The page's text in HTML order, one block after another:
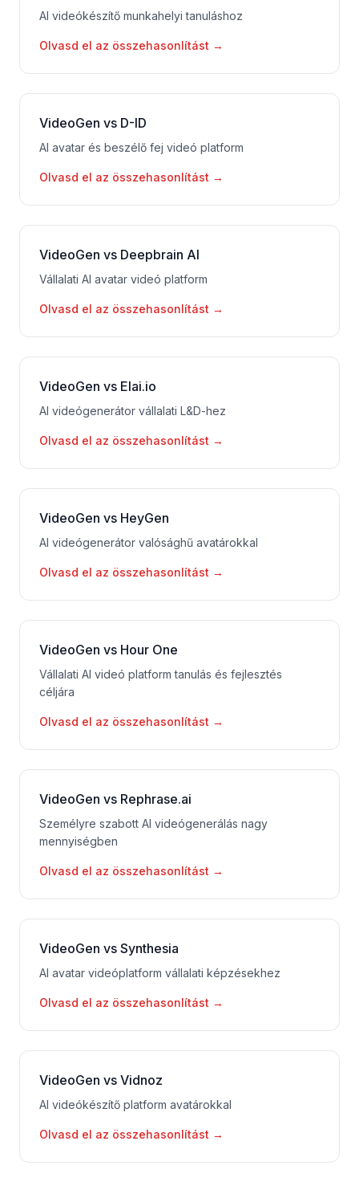
AI videókészítő munkahelyi tanuláshoz
Olvasd el az összehasonlítást →
VideoGen vs D-ID
AI avatar és beszélő fej videó platform
Olvasd el az összehasonlítást →
VideoGen vs Deepbrain AI
Vállalati AI avatar videó platform
Olvasd el az összehasonlítást →
VideoGen vs Elai.io
AI videógenerátor vállalati L&D-hez
Olvasd el az összehasonlítást →
VideoGen vs HeyGen
AI videógenerátor valósághű avatárokkal
Olvasd el az összehasonlítást →
VideoGen vs Hour One
Vállalati AI videó platform tanulás és fejlesztés
céljára
Olvasd el az összehasonlítást →
VideoGen vs Rephrase.ai
Személyre szabott AI videógenerálás nagy
mennyiségben
Olvasd el az összehasonlítást →
VideoGen vs Synthesia
AI avatar videóplatform vállalati képzésekhez
Olvasd el az összehasonlítást →
VideoGen vs Vidnoz
AI videókészítő platform avatárokkal
Olvasd el az összehasonlítást →